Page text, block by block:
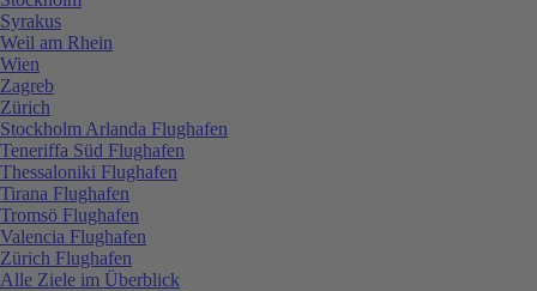
Syrakus
Weil am Rhein
Wien
Zagreb
Zürich
Stockholm Arlanda Flughafen
Teneriffa Süd Flughafen
Thessaloniki Flughafen
Tirana Flughafen
Tromsö Flughafen
Valencia Flughafen
Zürich Flughafen
Alle Ziele im Überblick